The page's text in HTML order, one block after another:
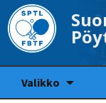
Valikko